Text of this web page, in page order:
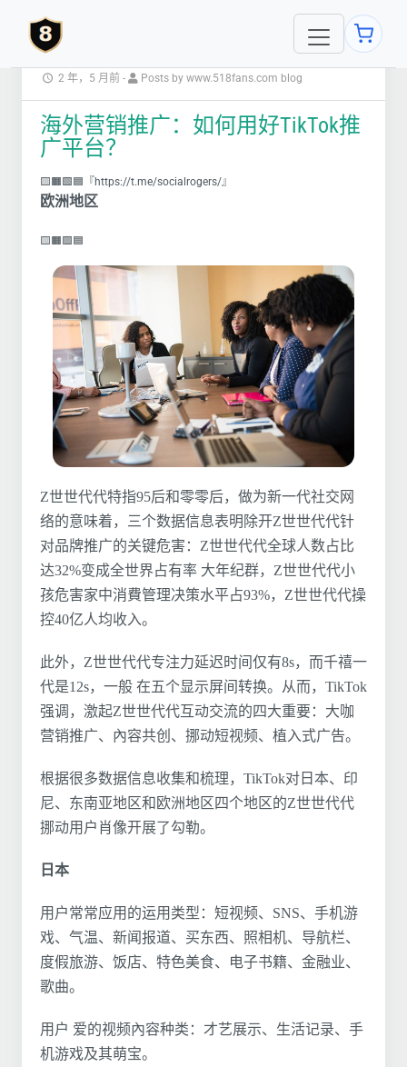
2 年，5 月前 - Posts by www.518fans.com blog
海外营销推广：如何用好TikTok推
广平台？
🟨🟧🟩🟦『https://t.me/socialrogers/』
欧洲地区
🟨🟧🟩🟦
Z世世代代特指95后和零零后，做为新一代社交网
络的意味着，三个数据信息表明除开Z世世代代针
对品牌推广的关键危害：Z世世代代全球人数占比
达32%变成全世界占有率 大年纪群，Z世世代代小
孩危害家中消費管理决策水平占93%，Z世世代代操
控40亿人均收入。
此外，Z世世代代专注力延迟时间仅有8s，而千禧一
代是12s，一般 在五个显示屏间转换。从而，TikTok
强调，激起Z世世代代互动交流的四大重要：大咖
营销推广、內容共创、挪动短视频、植入式广告。
根据很多数据信息收集和梳理，TikTok对日本、印
尼、东南亚地区和欧洲地区四个地区的Z世世代代
挪动用户肖像开展了勾勒。
日本
用户常常应用的运用类型：短视频、SNS、手机游
戏、气温、新闻报道、买东西、照相机、导航栏、
度假旅游、饭店、特色美食、电子书籍、金融业、
歌曲。
用户 爱的视频內容种类：才艺展示、生活记录、手
机游戏及其萌宝。